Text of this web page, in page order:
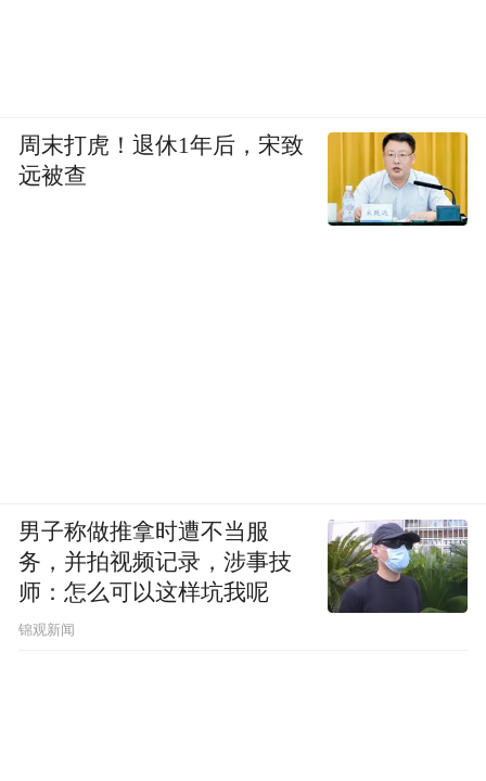
周末打虎！退休1年后，宋致
远被查
男子称做推拿时遭不当服
务，并拍视频记录，涉事技
师：怎么可以这样坑我呢
锦观新闻